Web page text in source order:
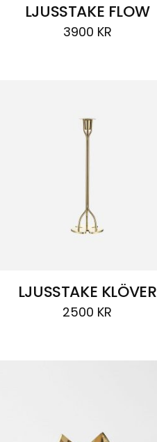
LJUSSTAKE FLOW
3900 KR
LJUSSTAKE KLÖVER
2500 KR